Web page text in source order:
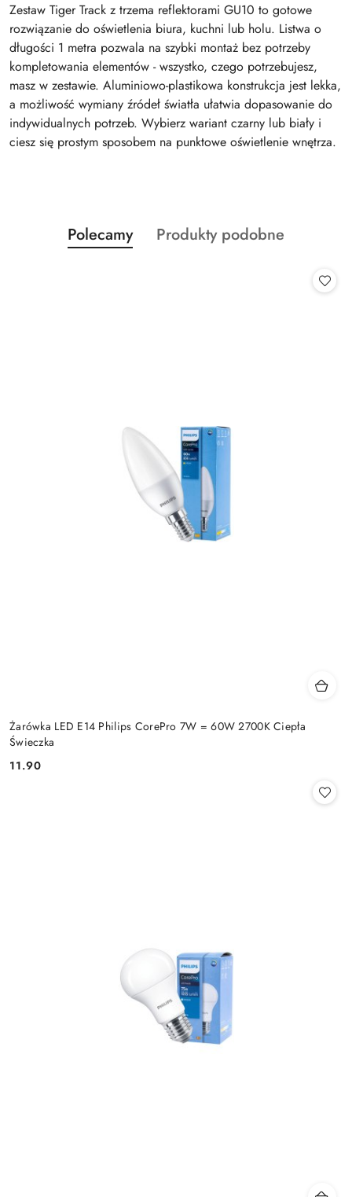
Zestaw Tiger Track z trzema reflektorami GU10 to gotowe
rozwiązanie do oświetlenia biura, kuchni lub holu. Listwa o
długości 1 metra pozwala na szybki montaż bez potrzeby
kompletowania elementów - wszystko, czego potrzebujesz,
masz w zestawie. Aluminiowo-plastikowa konstrukcja jest lekka,
a możliwość wymiany źródeł światła ułatwia dopasowanie do
indywidualnych potrzeb. Wybierz wariant czarny lub biały i
ciesz się prostym sposobem na punktowe oświetlenie wnętrza.
Pomiń karuzelę produktów
Produkty
o
Polecamy
Produkty
Produkty podobne
Żarówka LED E14 Philips CorePro 7W = 60W 2700K Ciepła
Świeczka
Cena:
11.90